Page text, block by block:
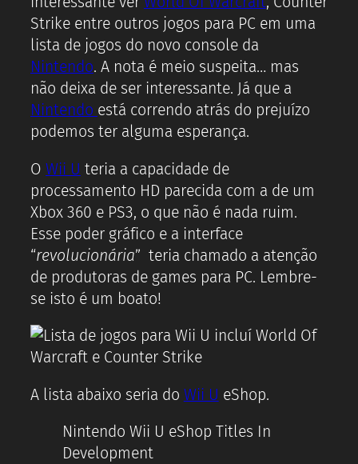
Strike entre outros jogos para PC em uma
lista de jogos do novo console da
Nintendo. A nota é meio suspeita… mas
não deixa de ser interessante. Já que a
Nintendo está correndo atrás do prejuízo
podemos ter alguma esperança.
O Wii U teria a capacidade de
processamento HD parecida com a de um
Xbox 360 e PS3, o que não é nada ruim.
Esse poder gráfico e a interface
“revolucionária” teria chamado a atenção
de produtoras de games para PC. Lembre-
se isto é um boato!
A lista abaixo seria do Wii U eShop.
Nintendo Wii U eShop Titles In
Development